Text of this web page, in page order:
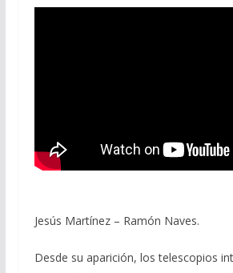
Jesús Martínez – Ramón Naves.
Desde su aparición, los telescopios